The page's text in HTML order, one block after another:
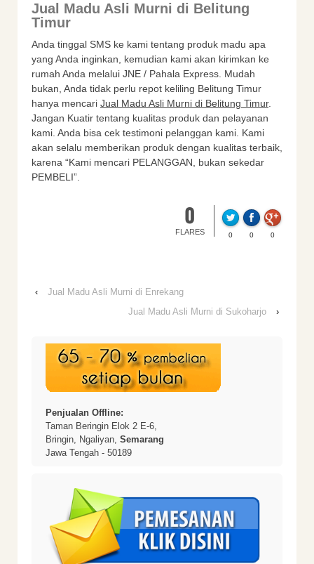
Jual Madu Asli Murni di Belitung
Timur
Anda tinggal SMS ke kami tentang produk madu apa
yang Anda inginkan, kemudian kami akan kirimkan ke
rumah Anda melalui JNE / Pahala Express. Mudah
bukan, Anda tidak perlu repot keliling Belitung Timur
hanya mencari Jual Madu Asli Murni di Belitung Timur.
Jangan Kuatir tentang kualitas produk dan pelayanan
kami. Anda bisa cek testimoni pelanggan kami. Kami
akan selalu memberikan produk dengan kualitas terbaik,
karena “Kami mencari PELANGGAN, bukan sekedar
PEMBELI”.
0
FLARES 0 0 0
‹
Jual Madu Asli Murni di Enrekang
Jual Madu Asli Murni di Sukoharjo
›
Penjualan Offline:
Taman Beringin Elok 2 E-6,
Bringin, Ngaliyan, Semarang
Jawa Tengah - 50189